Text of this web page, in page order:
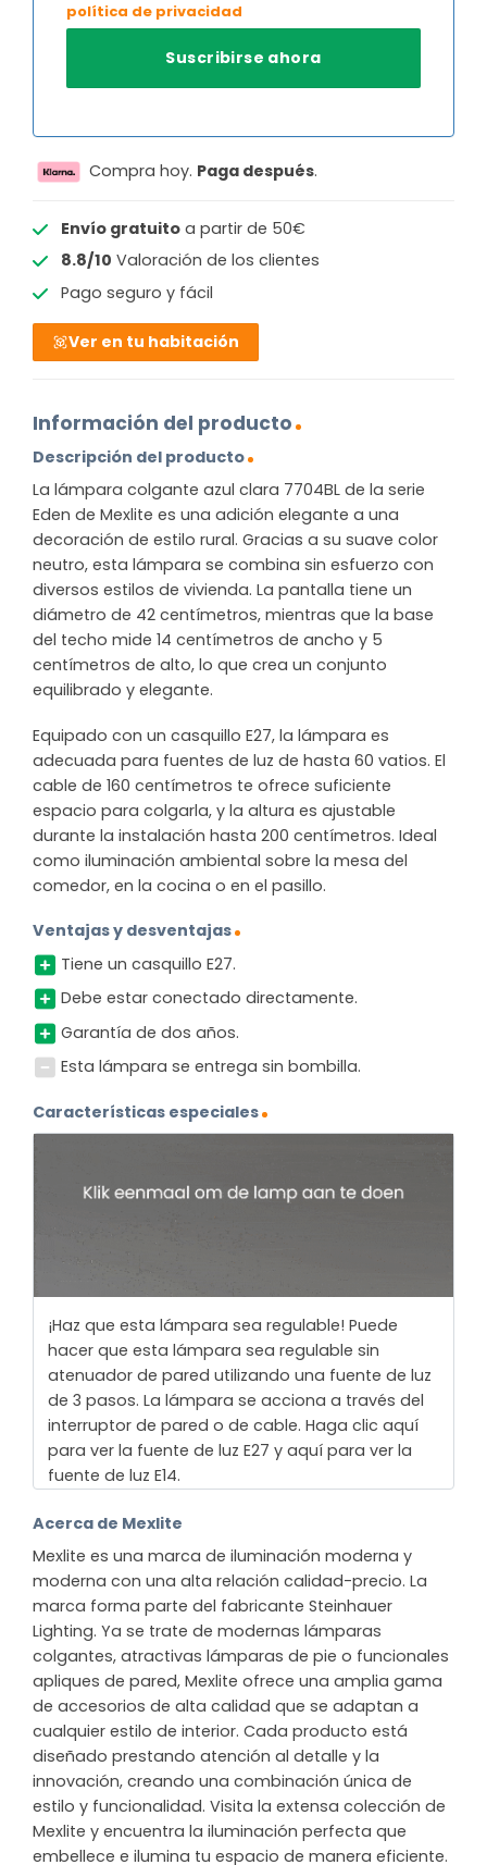
política de privacidad
Compra hoy. Paga después.
Envío gratuitoa partir de 50€
8.8/10 Valoración de los clientes
Pago seguro y fácil
Ver en tu habitación
Información del producto
Descripción del producto
La lámpara colgante azul clara 7704BL de la serie
Eden de Mexlite es una adición elegante a una
decoración de estilo rural. Gracias a su suave color
neutro, esta lámpara se combina sin esfuerzo con
diversos estilos de vivienda. La pantalla tiene un
diámetro de 42 centímetros, mientras que la base
del techo mide 14 centímetros de ancho y 5
centímetros de alto, lo que crea un conjunto
equilibrado y elegante.
Equipado con un casquillo E27, la lámpara es
adecuada para fuentes de luz de hasta 60 vatios. El
cable de 160 centímetros te ofrece suficiente
espacio para colgarla, y la altura es ajustable
durante la instalación hasta 200 centímetros. Ideal
como iluminación ambiental sobre la mesa del
comedor, en la cocina o en el pasillo.
Ventajas y desventajas
Tiene un casquillo E27.
Debe estar conectado directamente.
Garantía de dos años.
Esta lámpara se entrega sin bombilla.
Características especiales
¡Haz que esta lámpara sea regulable! Puede
hacer que esta lámpara sea regulable sin
atenuador de pared utilizando una fuente de luz
de 3 pasos. La lámpara se acciona a través del
interruptor de pared o de cable. Haga clic aquí
para ver la fuente de luz E27 y aquí para ver la
fuente de luz E14.
Acerca de Mexlite
Mexlite es una marca de iluminación moderna y
moderna con una alta relación calidad-precio. La
marca forma parte del fabricante Steinhauer
Lighting. Ya se trate de modernas lámparas
colgantes, atractivas lámparas de pie o funcionales
apliques de pared, Mexlite ofrece una amplia gama
de accesorios de alta calidad que se adaptan a
cualquier estilo de interior. Cada producto está
diseñado prestando atención al detalle y la
innovación, creando una combinación única de
estilo y funcionalidad. Visita la extensa colección de
Mexlite y encuentra la iluminación perfecta que
embellece e ilumina tu espacio de manera eficiente.